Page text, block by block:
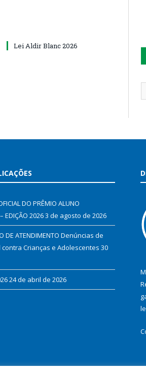
Lei Aldir Blanc 2026
DO PRÊMIO ALUNO
EDIÇÃO 20263 de agosto de 2026
DE ATENDIMENTO Denúncias de
Crianças e Adolescentes 30
24 de abril de 2026